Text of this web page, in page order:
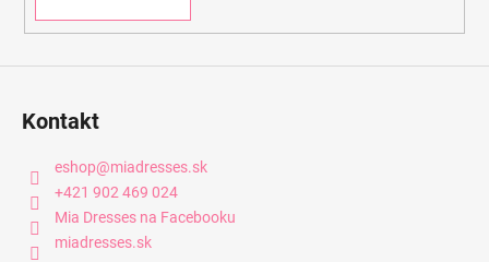
Kontakt
eshop@miadresses.sk
+421 902 469 024
Mia Dresses na Facebooku
miadresses.sk